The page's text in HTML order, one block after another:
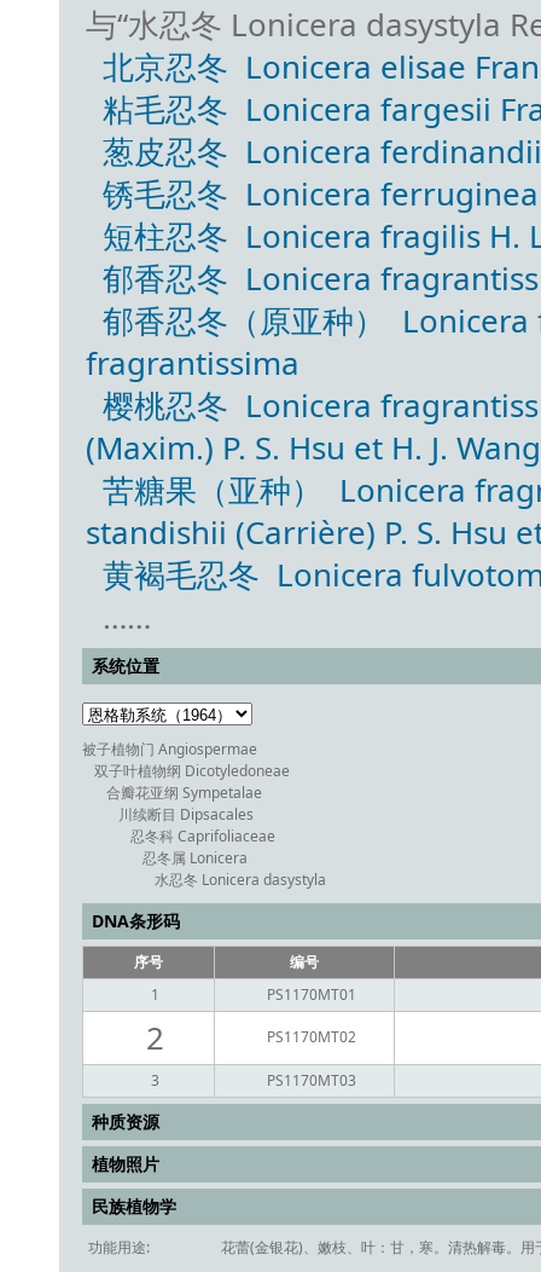
与“水忍冬 Lonicera dasystyla
北京忍冬 Lonicera elisae
粘毛忍冬 Lonicera fargesii
葱皮忍冬 Lonicera
锈毛忍冬 Lonicera
短柱忍冬 Lonicera fragilis H.
郁香忍冬 Lonicera
郁香忍冬（原亚种）
fragrantissima
樱桃忍冬 Lonicera
(Maxim.) P. S. Hsu et H. J. Wang
苦糖果（亚种） Lonicera
standishii (Carrière) P. S. Hsu
黄褐毛忍冬 Lonicera
……
系统位置
被子植物门 Angiospermae
双子叶植物纲 Dicotyledoneae
合瓣花亚纲 Sympetalae
川续断目 Dipsacales
忍冬科 Caprifoliaceae
忍冬属 Lonicera
水忍冬 Lonicera dasystyla
DNA条形码
序号 编号
1 PS1170MT01
2 PS1170MT02
3 PS1170MT03
种质资源
植物照片
民族植物学
功能用途:
花蕾(金银花)、嫩枝、叶：甘，寒。清热解毒。